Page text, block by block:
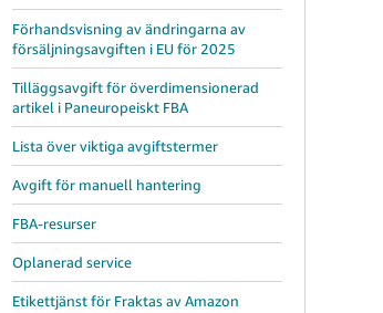
Förhandsvisning av ändringarna av
försäljningsavgiften i EU för 2025
Tilläggsavgift för överdimensionerad
artikel i Paneuropeiskt FBA
Lista över viktiga avgiftstermer
Avgift för manuell hantering
FBA-resurser
Oplanerad service
Etikettjänst för Fraktas av Amazon